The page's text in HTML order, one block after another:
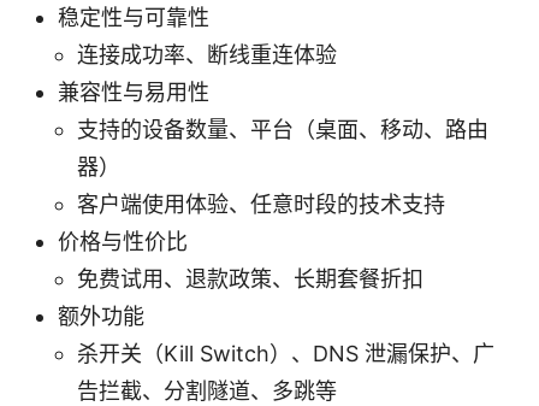
稳定性与可靠性
连接成功率、断线重连体验
兼容性与易用性
支持的设备数量、平台（桌面、移动、路由
器）
客户端使用体验、任意时段的技术支持
价格与性价比
免费试用、退款政策、长期套餐折扣
额外功能
杀开关（Kill Switch）、DNS 泄漏保护、广
告拦截、分割隧道、多跳等